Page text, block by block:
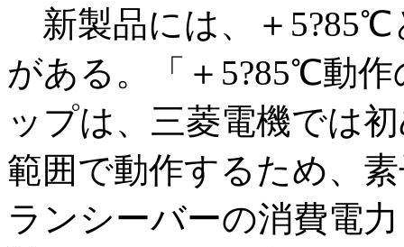
新製品には、＋5?85℃
がある。「＋5?85℃動
ップは、三菱電機では
範囲で動作するため、
ランシーバーの消費電